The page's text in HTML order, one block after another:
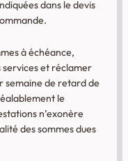
dans le devis
à échéance,
services et réclamer
semaine de retard de
le
n’exonère
des sommes dues